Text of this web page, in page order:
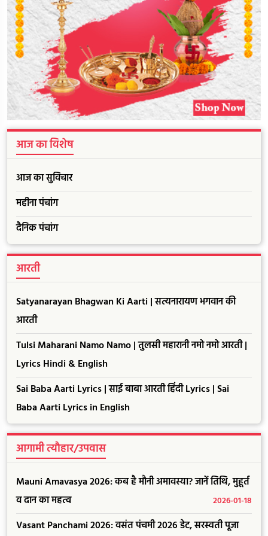
आज का विशेष
आज का सुविचार
महीना पंचांग
दैनिक पंचांग
आरती
Satyanarayan Bhagwan Ki Aarti | सत्यनारायण भगवान की
आरती
Tulsi Maharani Namo Namo | तुलसी महारानी नमो नमो आरती |
Lyrics Hindi & English
Sai Baba Aarti Lyrics | साई बाबा आरती हिंदी Lyrics | Sai
Baba Aarti Lyrics in English
आगामी त्यौहार/उपवास
Mauni Amavasya 2026: कब है मौनी अमावस्या? जानें तिथि, मुहूर्त
व दान का महत्व
2026-01-18
Vasant Panchami 2026: वसंत पंचमी 2026 डेट, सरस्वती पूजा